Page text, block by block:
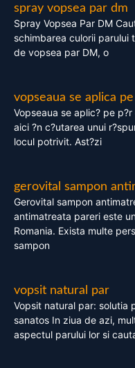
spray vopsea par dm
Spray Vopsea Par DM
schimbarea culorii parului
de vopsea par DM, o
vopseaua se aplica
Vopseaua se aplic? pe
aici ?n c?utarea unui
locul potrivit. Ast?zi
gerovital sampon
Gerovital sampon
antimatreata pareri este
Romania. Exista multe
sampon
vopsit natural par
Vopsit natural par: solutia
sanatos In ziua de azi,
aspectul parului lor si